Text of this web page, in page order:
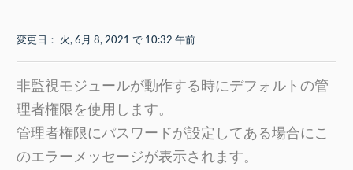
変更日： 火, 6月 8, 2021 で 10:32 午前
非監視モジュールが動作する時にデフォルトの管
理者権限を使用します。
管理者権限にパスワードが設定してある場合にこ
のエラーメッセージが表示されます。